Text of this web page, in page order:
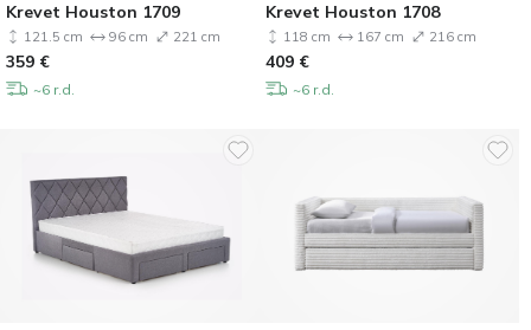
Krevet Houston 1709
121.5 cm 96 cm 221 cm
359 €
~6 r.d.
Krevet Houston 1708
118 cm 167 cm 216 cm
409 €
~6 r.d.